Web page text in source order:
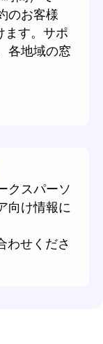
のお客様
ます。サポ
各地域の窓
クスパーソ
向け情報に
わせくださ